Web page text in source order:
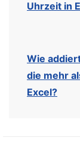
Uhrzeit in
Wie
die mehr
Excel?